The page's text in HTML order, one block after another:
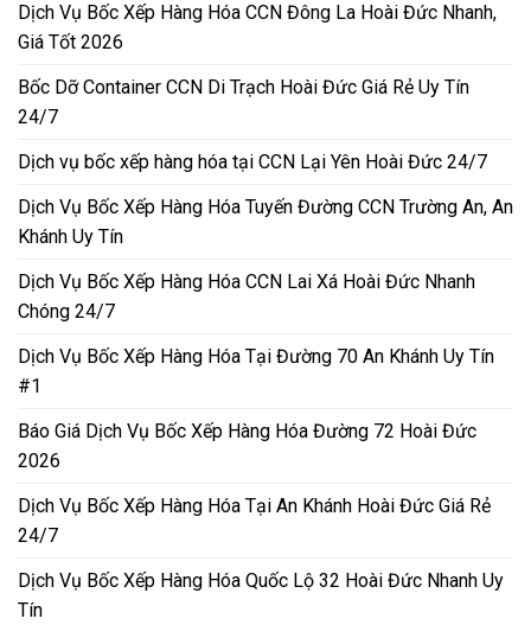
Dịch Vụ Bốc Xếp Hàng Hóa CCN Đông La Hoài Đức Nhanh,
Giá Tốt 2026
Bốc Dỡ Container CCN Di Trạch Hoài Đức Giá Rẻ Uy Tín
24/7
Dịch vụ bốc xếp hàng hóa tại CCN Lại Yên Hoài Đức 24/7
Dịch Vụ Bốc Xếp Hàng Hóa Tuyến Đường CCN Trường An, An
Khánh Uy Tín
Dịch Vụ Bốc Xếp Hàng Hóa CCN Lai Xá Hoài Đức Nhanh
Chóng 24/7
Dịch Vụ Bốc Xếp Hàng Hóa Tại Đường 70 An Khánh Uy Tín
#1
Báo Giá Dịch Vụ Bốc Xếp Hàng Hóa Đường 72 Hoài Đức
2026
Dịch Vụ Bốc Xếp Hàng Hóa Tại An Khánh Hoài Đức Giá Rẻ
24/7
Dịch Vụ Bốc Xếp Hàng Hóa Quốc Lộ 32 Hoài Đức Nhanh Uy
Tín